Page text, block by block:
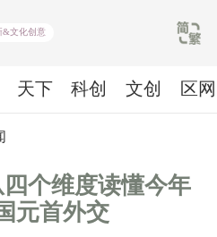
&文化创意
天下 科创 文创 区网
个维度读懂今年
元首外交